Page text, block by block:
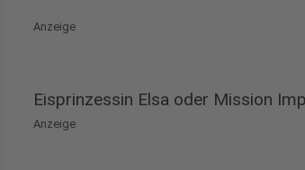
Anzeige
Eisprinzessin Elsa oder Mission
Anzeige